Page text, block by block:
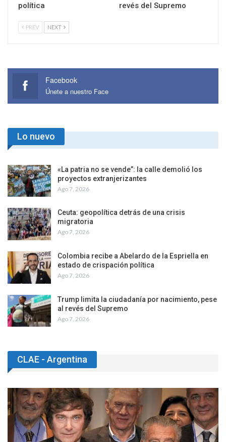
política
revés del Supremo
PREV NEXT
Facebook
Únete a nuestro Face
Lo nuevo
«La patria no se vende”: la calle demolió los
proyectos extranjerizantes
Ago 7, 2026
Ceuta: geopolítica detrás de una crisis
migratoria
Ago 7, 2026
Colombia recibe a Abelardo de la Espriella en
estado de crispación política
Ago 7, 2026
Trump limita la ciudadanía por nacimiento, pese
al revés del Supremo
Ago 7, 2026
CLAE - Argentina